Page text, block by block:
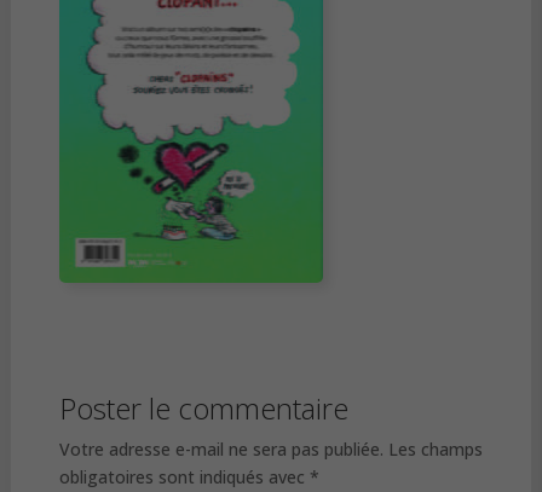
Poster le commentaire
Votre adresse e-mail ne sera pas publiée. Les champs
obligatoires sont indiqués avec *